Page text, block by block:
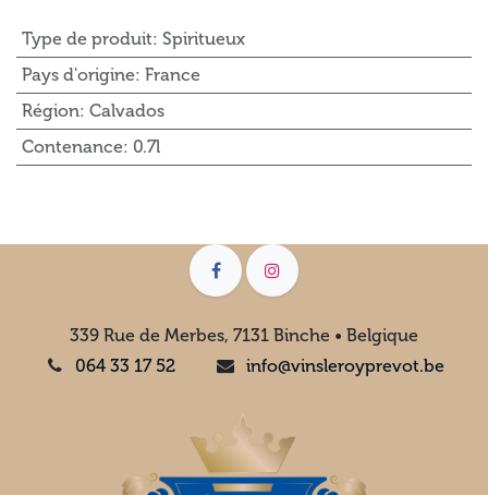
Type de produit: Spiritueux
Pays d'origine: France
Région: Calvados
Contenance: 0.7l
339 Rue de Merbes, 7131 Binche • Belgique
064 33 17 52
info@vinsleroyprevot.be